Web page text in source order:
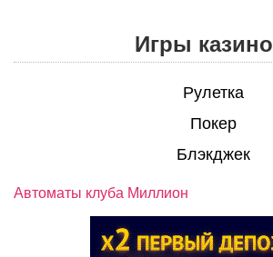
Игры казино
Рулетка
Покер
Блэкджек
Автоматы клуба Миллион